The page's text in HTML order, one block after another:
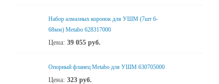
Набор алмазных коронок для УШМ (7шт 6-
68мм) Metabo 628317000
Цена: 39 055 руб.
Опорный фланец Metabo для УШМ 630705000
Цена: 323 руб.